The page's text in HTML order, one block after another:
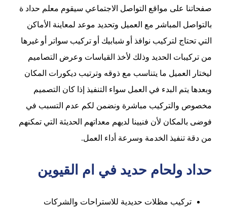
صفحاتنا على مواقع التواصل الاجتماعي سيقوم معلم حداد ة
بالتواصل المباشر مع العميل وتحديد موعد لمعاينة الأماكن
التي تحتاج لتركيب نوافذ أو شبابيك أو تركيب سواتر أو غيرها
من تركيبات الحديد وذلك لأخذ القياسات وعرض التصاميم
ليختار العميل ما يتناسب مع ذوقه وترتيب ديكورات المكان
وبعدها يتم البدء في العمل سواء التنفيذ إذا كان التصميم
مخصوص والتركيب مباشرة ونضمن لكم عدم التسبب في
فوضى بالمكان لأن فنيينا لديهم معداتهم الحديثة التي تمكنهم
من دقة تنفيذ الخدمة وسرعة أداء العمل.
حداد ولحام حديد في ام القيوين
تركيب مظلات حديدية للاستراحات والشركات